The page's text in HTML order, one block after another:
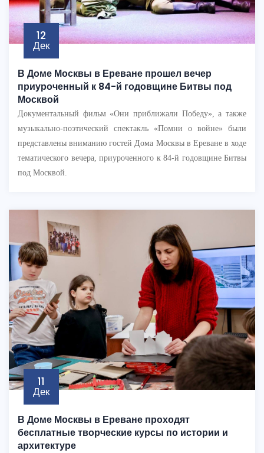
12
Дек
В Доме Москвы в Ереване прошел вечер
приуроченный к 84-й годовщине Битвы под
Москвой
Документальный фильм «Они приближали Победу», а также
музыкально-поэтический спектакль «Помни о войне» были
представлены вниманию гостей Дома Москвы в Ереване в ходе
тематического вечера, приуроченного к 84-й годовщине Битвы
под Москвой.
11
Дек
В Доме Москвы в Ереване проходят
бесплатные творческие курсы по истории и
архитектуре